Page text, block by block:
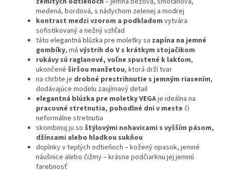
medená, bordová, s nádychom zelenej a modrej
kontrast medzi vzorom a podkladom vytvára
sofistikovaný a nežný vzhľad
táto elegantná blúzka pre moletky sa zapína na jemné
gombíky, má výstrih do V s krátkym stojačikom
rukávy sú raglanové, voľne spustené k lakťom,
ukončené širšou manžetou, ktorá drží tvar
na chrbte je drobné prestrihnutie s jemným riasením,
dodávajúce modelu zaujímavý detail
elegantná blúzka pre moletkyVEGAje ideálna na
pracovné stretnutia, pohodlné dni v meste či
neformálne stretnutia
skombinuj ju so štýlovými nohavicami s vyšším pásom,
džínsami alebo hladkou sukňou
doplnky v teplých odtieňoch – kožený opasok, jemné
náušnice alebo čižmy – krásne podčiarknu jej jemnú
farebnosť